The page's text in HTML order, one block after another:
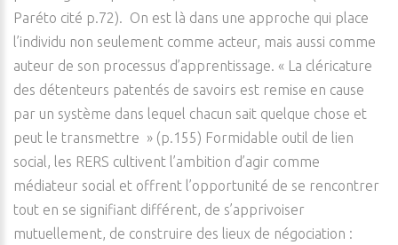
Paréto cité p.72). On est là dans une approche qui place
l’individu non seulement comme acteur, mais aussi comme
auteur de son processus d’apprentissage. « La cléricature
des détenteurs patentés de savoirs est remise en cause
par un système dans lequel chacun sait quelque chose et
peut le transmettre » (p.155) Formidable outil de lien
social, les RERS cultivent l’ambition d’agir comme
médiateur social et offrent l’opportunité de se rencontrer
tout en se signifiant différent, de s’apprivoiser
mutuellement, de construire des lieux de négociation :